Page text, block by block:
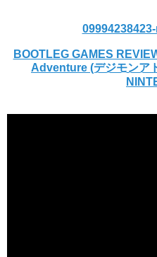
BOOTLEG GAMES
Adventure (デジモンア